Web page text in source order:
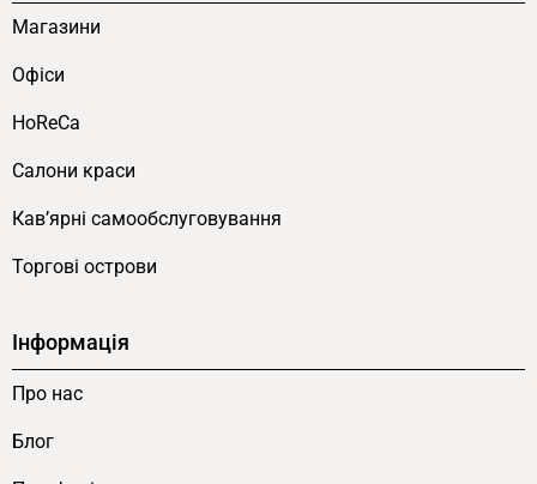
Магазини
Офіси
HoReCa
Салони краси
Кав’ярні самообслуговування
Торгові острови
Інформація
Про нас
Блог